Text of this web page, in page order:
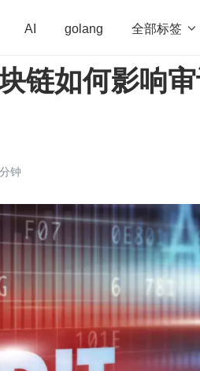
AI golang 全部标签 
学习方法 Web3.0 高
链如何影响
钟